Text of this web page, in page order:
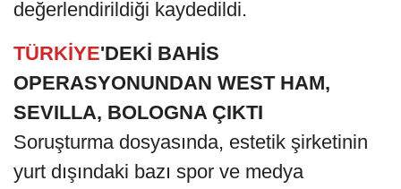
değerlendirildiği kaydedildi.
TÜRKİYE'DEKİ BAHİS
OPERASYONUNDAN WEST HAM,
SEVILLA, BOLOGNA ÇIKTI
Soruşturma dosyasında, estetik şirketinin
yurt dışındaki bazı spor ve medya